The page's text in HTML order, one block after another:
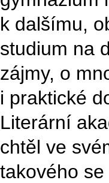
k dalšímu,
studium na
zájmy, o
i praktické
Literární
chtěl ve
takového